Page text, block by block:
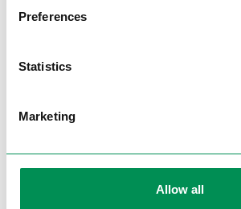
Preferences
Statistics
Marketing
Allow all
di distribuzione) stanno
gruppo Deichmann SE in
Deichmann assumerà 210
Germania, il cui giro d’affari nel
ammonta al 32% rispetto al
venduto circa 67 milioni di paia